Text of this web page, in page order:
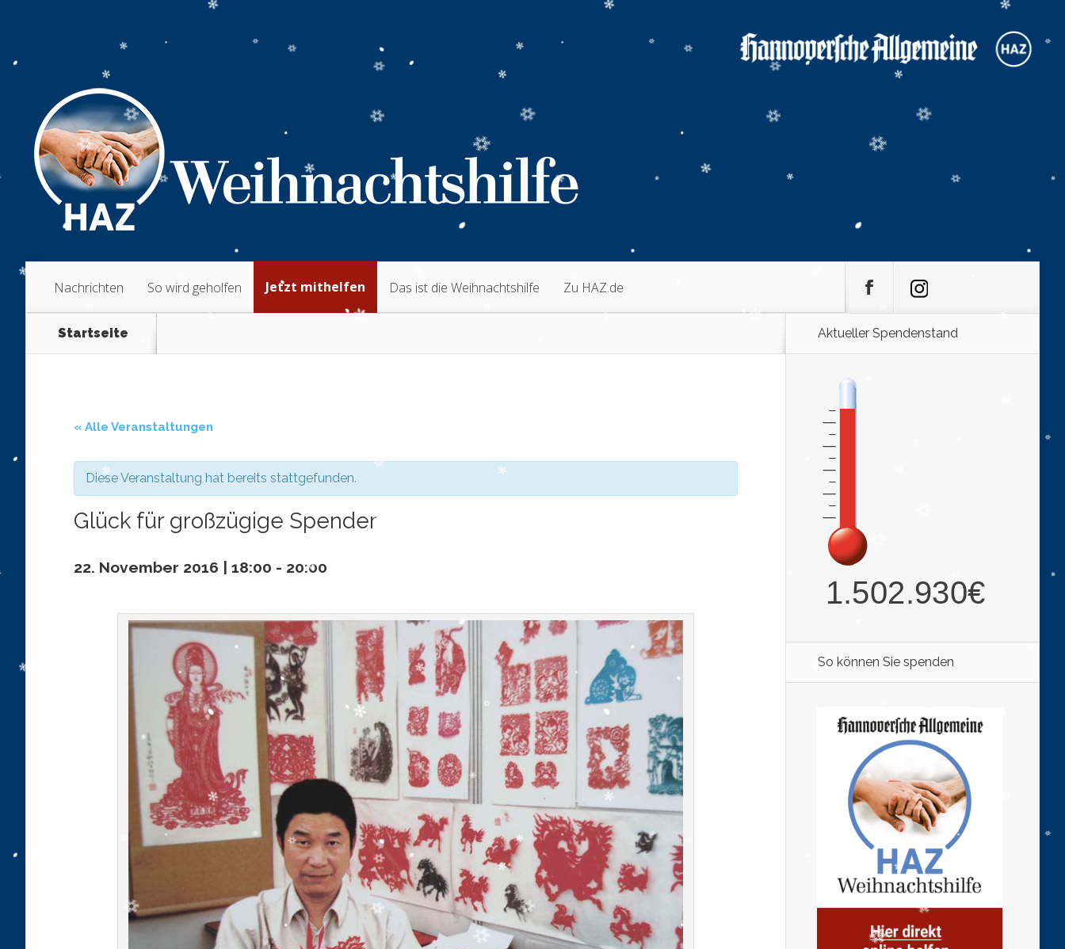
Nachrichten So wird geholfen Jetzt mithelfen Das ist die Weihnachtshilfe Zu HAZ.de
Startseite
« Alle Veranstaltungen
Diese Veranstaltung hat bereits stattgefunden.
Glück für großzügige Spender
22. November 2016 | 18:00 - 20:00
Aktueller Spendenstand
So können Sie spenden